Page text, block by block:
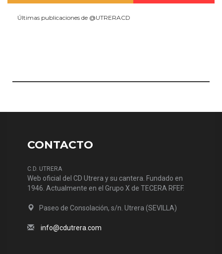
Últimas publicaciones de @UTRERACD
CONTACTO
C.D. UTRERA
Web oficial del CD Utrera y su cantera. Fundado en
1946. Actualmente en el Grupo X de TECERA RFEF.
Paseo de Consolación, s/n. Utrera (SEVILLA)
info@cdutrera.com